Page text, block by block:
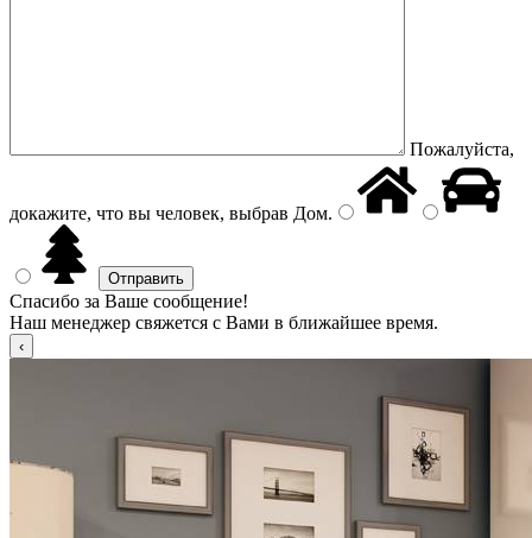
Пожалуйста,
докажите, что вы человек, выбрав Дом.
Спасибо за Ваше сообщение!
Наш менеджер свяжется с Вами в ближайшее время.